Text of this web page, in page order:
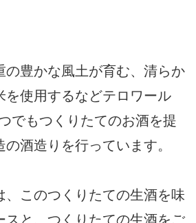
の豊かな風土が育む、清らか
を使用するなどテロワール
でもつくりたてのお酒を提
酒造りを行っています。
、このつくりたての生酒を味